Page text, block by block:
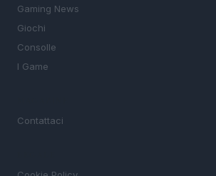
Gaming News
Giochi
Consolle
I Game
Contattaci